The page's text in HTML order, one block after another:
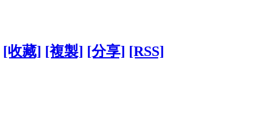
[收藏] [複製] [分享] [RSS]